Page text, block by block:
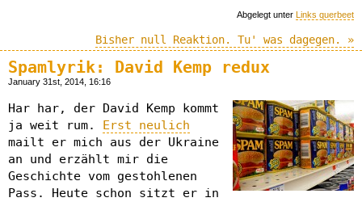
Abgelegt unter Links querbeet
Bisher null Reaktion. Tu' was dagegen. »
Spamlyrik: David Kemp redux
January 31st, 2014, 16:16
Har har, der David Kemp kommt
ja weit rum.
Erst neulich
mailt er mich aus der Ukraine
an und erzählt mir die
Geschichte vom gestohlenen
Pass. Heute schon sitzt er in